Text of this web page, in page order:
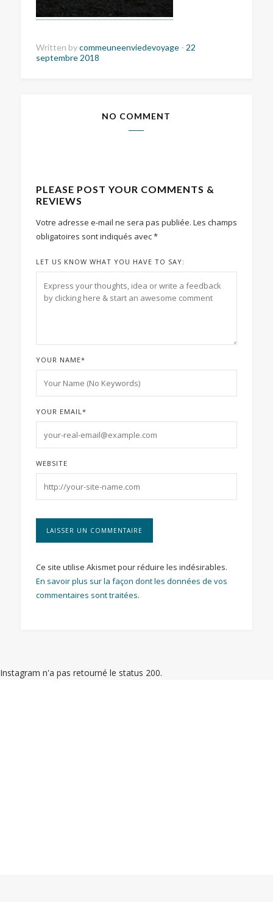
Written bycommeuneenviedevoyage - 22
septembre 2018
NO COMMENT
PLEASE POST YOUR COMMENTS &
REVIEWS
Votre adresse e-mail ne sera pas publiée. Les champs
obligatoires sont indiqués avec*
LET US KNOW WHAT YOU HAVE TO SAY:
YOUR NAME*
YOUR EMAIL*
WEBSITE
Ce site utilise Akismet pour réduire les indésirables.
En savoir plus sur la façon dont les données de vos
commentaires sont traitées.
Instagram n'a pas retourné le status 200.